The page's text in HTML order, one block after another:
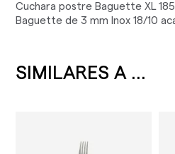
Cuchara postre Baguette XL
Baguette de 3 mm Inox 18/10
SIMILARES A ...